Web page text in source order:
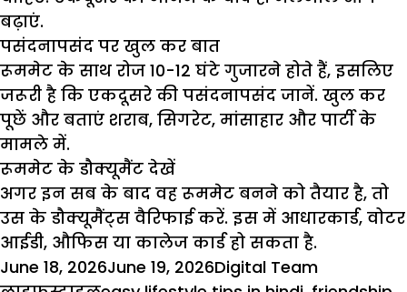
बढ़ाएं.
पसंदनापसंद पर खुल कर बात
रूममेट के साथ रोज 10-12 घंटे गुजारने होते हैं, इसलिए
जरूरी है कि एकदूसरे की पसंदनापसंद जानें. खुल कर
पूछें और बताएं शराब, सिगरेट, मांसाहार और पार्टी के
मामले में.
रूममेट के डौक्यूमैंट देखें
अगर इन सब के बाद वह रूममेट बनने को तैयार है, तो
उस के डौक्यूमैंट्स वैरिफाई करें. इस में आधारकार्ड, वोटर
आईडी, औफिस या कालेज कार्ड हो सकता है.
Posted
June 18, 2026June 19, 2026Author
Digital Team